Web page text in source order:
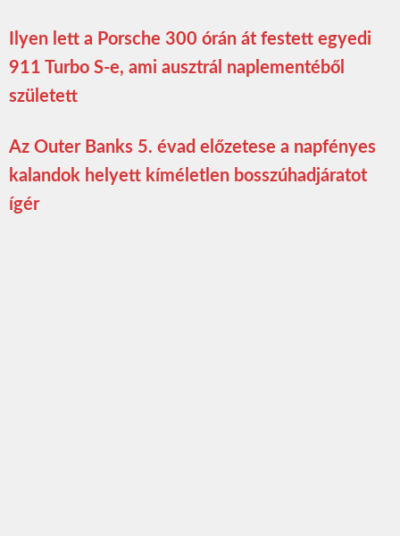
Ilyen lett a Porsche 300 órán át festett egyedi
911 Turbo S-e, ami ausztrál naplementéből
született
Az Outer Banks 5. évad előzetese a napfényes
kalandok helyett kíméletlen bosszúhadjáratot
ígér